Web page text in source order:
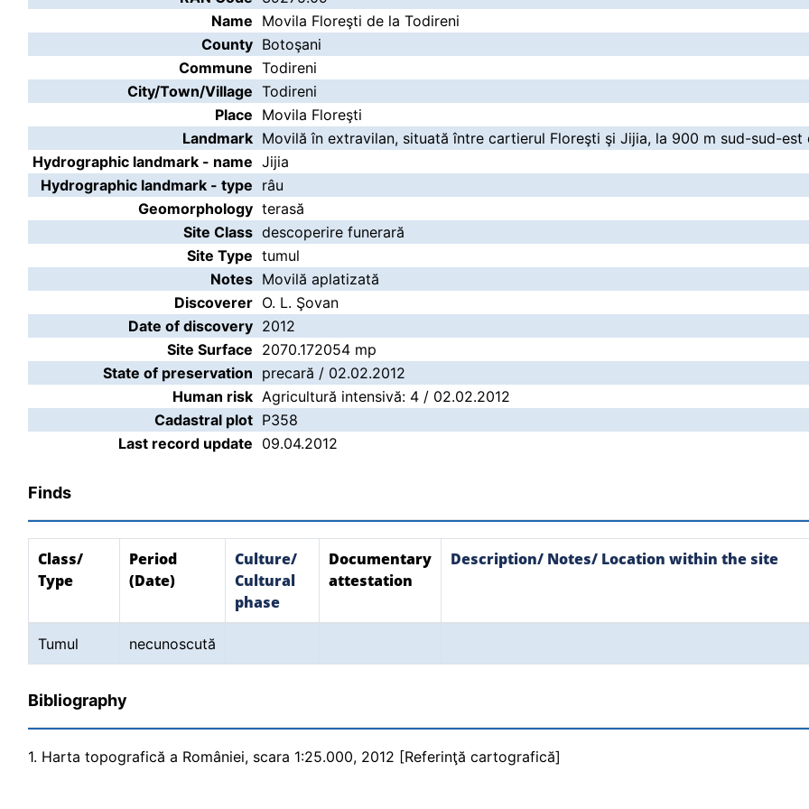
Name Movila Floreşti de la Todireni
County Botoşani
Commune Todireni
City/Town/Village Todireni
Place Movila Floreşti
Landmark Movilă în extravilan, situată între cartierul Floreşti şi Jijia, la 900 m sud-sud-est
Hydrographic landmark - name Jijia
Hydrographic landmark - type râu
Geomorphology terasă
Site Class descoperire funerară
Site Type tumul
Notes Movilă aplatizată
Discoverer O. L. Şovan
Date of discovery 2012
Site Surface 2070.172054 mp
State of preservation precară / 02.02.2012
Human risk Agricultură intensivă: 4 / 02.02.2012
Cadastral plot P358
Last record update 09.04.2012
Finds
Class/
Type
Period
(Date)
Culture/
Cultural
phase
Documentary
attestation
Description/ Notes/ Location within the site
Tumul necunoscută
Bibliography
1. Harta topografică a României, scara 1:25.000, 2012 [Referinţă cartografică]